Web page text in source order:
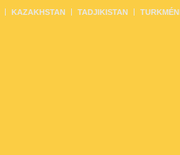
KAZAKHSTAN TADJIKISTAN